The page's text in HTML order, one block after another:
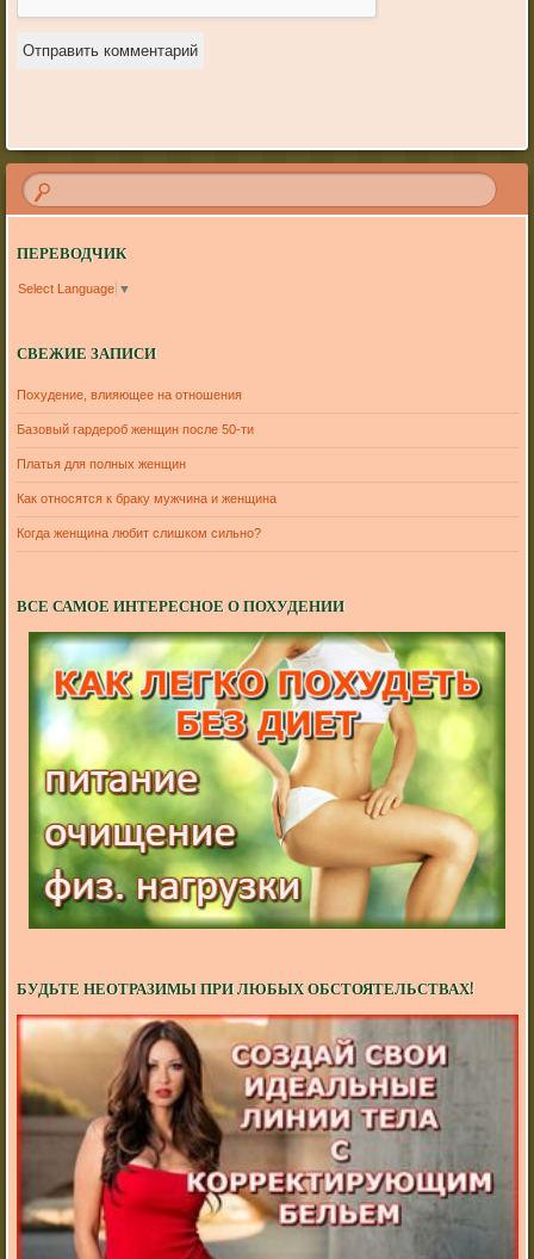
ПЕРЕВОДЧИК
Select Language ▼
СВЕЖИЕ ЗАПИСИ
Похудение, влияющее на отношения
Базовый гардероб женщин после 50-ти
Платья для полных женщин
Как относятся к браку мужчина и женщина
Когда женщина любит слишком сильно?
ВСЕ САМОЕ ИНТЕРЕСНОЕ О ПОХУДЕНИИ
БУДЬТЕ НЕОТРАЗИМЫ ПРИ ЛЮБЫХ ОБСТОЯТЕЛЬСТВАХ!